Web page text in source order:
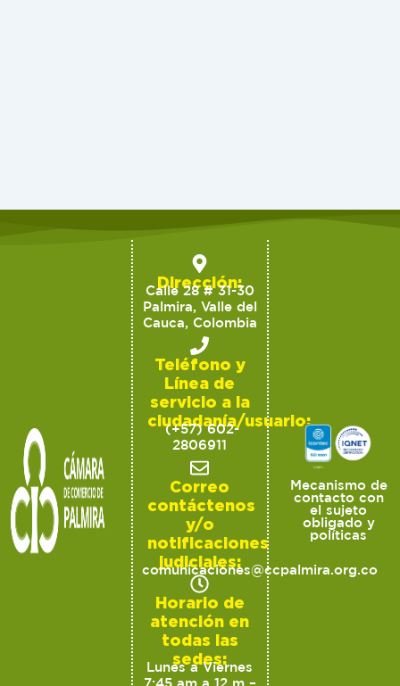
Dirección:
Calle 28 # 31-30
Palmira, Valle del
Cauca, Colombia
Teléfono y
Línea de
servicio a la
ciudadanía/usuario:
(+57) 602-
2806911
Correo
contáctenos
y/o
notificaciones
judiciales:
comunicaciones@ccpalmira.org.co
Horario de
atención en
todas las
sedes:
Lunes a Viernes
Mecanismo de
contacto con
el sujeto
obligado y
políticas